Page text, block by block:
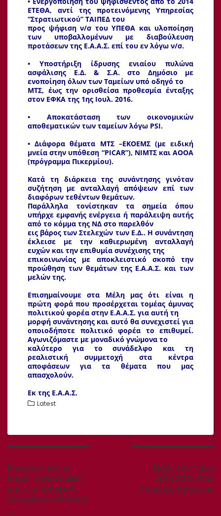
ΕΤΕΘΑ, αντί της προτεινόμενης Υπηρεσίας
“Στρατιωτικού” ΤΑΙΠΕΔ του
προς ψήφιση ν/σ του ΥΠΕΘΑ και υλοποίηση
των υποβαλλομένων με διαβούλευση
προτάσεων της Ε.Α.Α.Σ. επί του εν λόγω ν/σ.
• Υποστήριξη ίδρυσης ενιαίου πυλώνα
ασφάλισης Ε.Δ. & Σ.Α. στο Δημόσιο με
ενοποίηση όλων των Ταμείων υπό οδηγό το
ΜΤΣ, έως την ορισθείσα προθεσμία ένταξης
στον ΕΦΚΑ της 1ης Ιουλ. 2016.
• Αποκατάσταση των οικονομικών
αποθεματικών των ταμείων λόγω PSI.
• Διάφορα θέματα ΜΤΣ –ΕΚΟΕΜΣ (με ειδική
μνεία στην υπόθεση “PICAR”), ΝΙΜΤΣ και ΑΟΟΑ
(πρόγραμμα Πικερμίου).
Κατά τη διάρκεια της συνάντησης γινόταν
συζήτηση με ανταλλαγή απόψεων επί των
διαφόρων τεθέντων θεμάτων.
Παράλληλα τονίστηκαν τα σημεία όπου
υπήρχε εμφανής ενέργεια ή παράλειψη αυτής
από το κόμμα της ΝΔ στο παρελθόν
εις βάρος των Στελεχών των Ε.Δ.. Η συνάντηση
έκλεισε με την καθιερωμένη ανταλλαγή
ευχών και την επιθυμία συνέχισης της
επικοινωνίας με αποκλειστικό σκοπό την
προώθηση των θεμάτων της Ε.Α.Α.Σ. και των
μελών της.
Επισημαίνουμε στα Μέλη μας ότι είναι η
πρώτη φορά που προσέρχεται τομέας άμυνας
πολιτικού φορέα στην Ε.Α.Α.Σ. για αυτή τη
μορφή συνάντησης και αυτό θα συνεχιστεί για
οποιοδήποτε πολιτικό φορέα το επιθυμεί.
Αγωνιζόμαστε με μοναδικό γνώμονα το
καλύτερο για το συνάδελφο και τη
ρεαλιστική συμμετοχή στα κέντρα
αποφάσεων για τα θέματα που μας
απασχολούν.
Εκ της Ε.Α.Α.Σ.
Latest
Πλοήγηση
Previous: Previous
post:
Και οι
ιατροί-υγειονομικοί
μας στα hotspot
συνεχίζουν απτόητοι
…..
Next: Next
post:
Την Τρίτη
21/6/2016 στον
Υπουργό Εργασίας